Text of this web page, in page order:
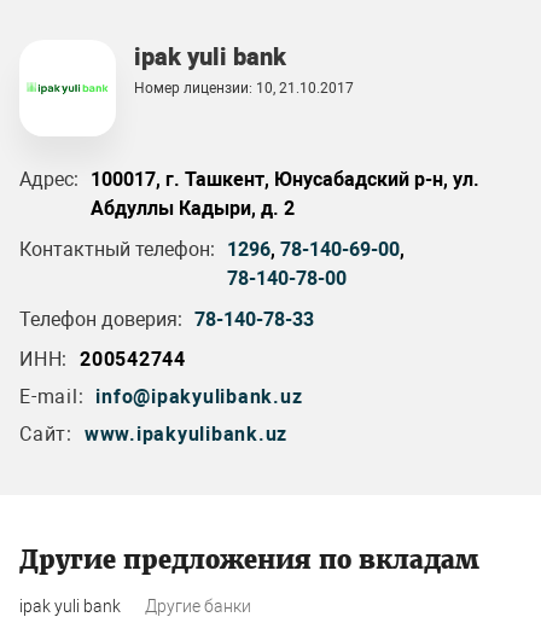
ipak yuli bank
Номер лицензии: 10, 21.10.2017
Адрес:
100017, г. Ташкент, Юнусабадский р-н, ул.
Абдуллы Кадыри, д. 2
Контактный телефон:
1296, 78-140-69-00,
78-140-78-00
Телефон доверия: 78-140-78-33
ИНН:
200542744
E-mail:
info@ipakyulibank.uz
Сайт:
www.ipakyulibank.uz
Другие предложения по вкладам
ipak yuli bank Другие банки